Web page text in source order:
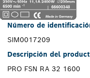
Número de
SIM0017209
Descripción del
PRO FSN RA 32 1600